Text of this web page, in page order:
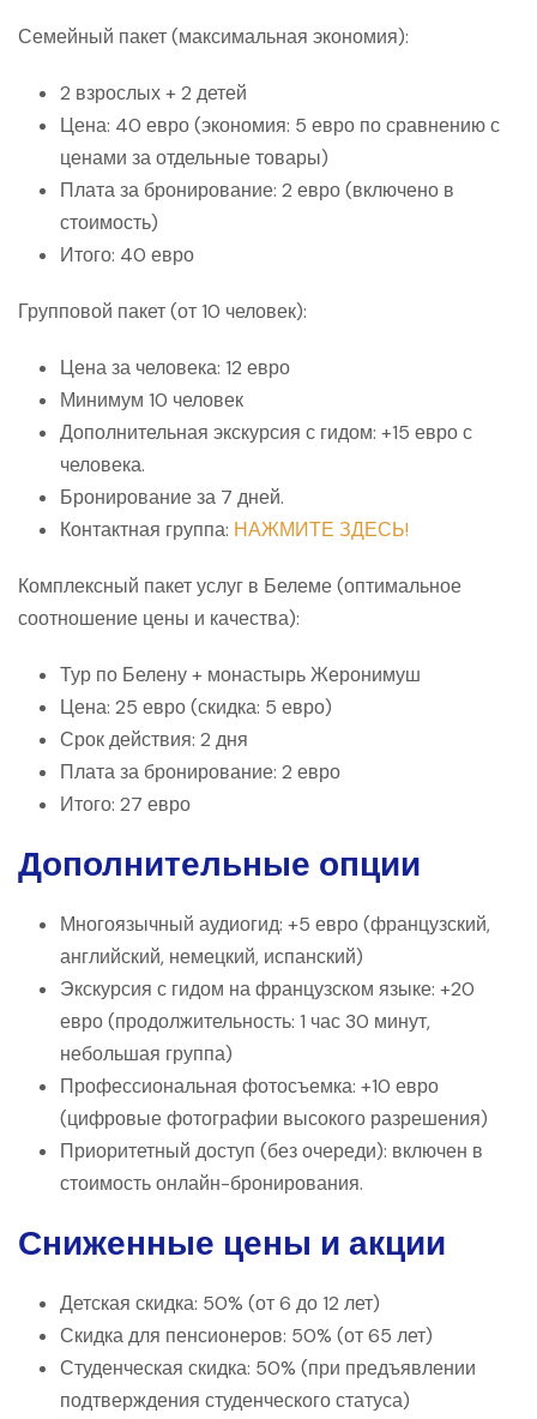
Семейный пакет (максимальная экономия):
2 взрослых + 2 детей
Цена: 40 евро (экономия: 5 евро по сравнению с
ценами за отдельные товары)
Плата за бронирование: 2 евро (включено в
стоимость)
Итого: 40 евро
Групповой пакет (от 10 человек):
Цена за человека: 12 евро
Минимум 10 человек
Дополнительная экскурсия с гидом: +15 евро с
человека.
Бронирование за 7 дней.
Контактная группа: НАЖМИТЕ ЗДЕСЬ!
Комплексный пакет услуг в Белеме (оптимальное
соотношение цены и качества):
Тур по Белену + монастырь Жеронимуш
Цена: 25 евро (скидка: 5 евро)
Срок действия: 2 дня
Плата за бронирование: 2 евро
Итого: 27 евро
Дополнительные опции
Многоязычный аудиогид: +5 евро (французский,
английский, немецкий, испанский)
Экскурсия с гидом на французском языке: +20
евро (продолжительность: 1 час 30 минут,
небольшая группа)
Профессиональная фотосъемка: +10 евро
(цифровые фотографии высокого разрешения)
Приоритетный доступ (без очереди): включен в
стоимость онлайн-бронирования.
Сниженные цены и акции
Детская скидка: 50% (от 6 до 12 лет)
Скидка для пенсионеров: 50% (от 65 лет)
Студенческая скидка: 50% (при предъявлении
подтверждения студенческого статуса)